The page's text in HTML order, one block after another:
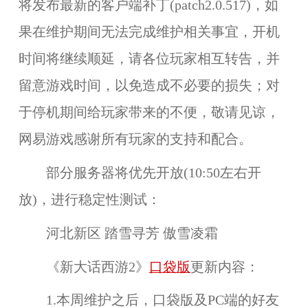
将发布最新的客户端补丁(patch2.0.517)，如
果在维护期间无法完成维护相关事宜，开机
时间将继续顺延，请各位玩家相互转告，并
留意游戏时间，以免造成不必要的损失；对
于停机期间给玩家带来的不便，敬请见谅，
网易游戏感谢所有玩家的支持和配合。
部分服务器将优先开放(10:50左右开
放)，进行稳定性测试：
河北新区 踏雪寻芳 傲雪凌霜
《新大话西游2》 口袋版更新内容：
1.本周维护之后， 口袋版及PC端的好友